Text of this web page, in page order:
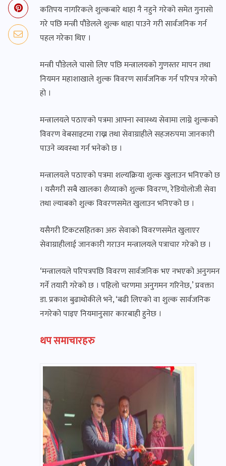
कतिपय नागरिकले शुल्कबारे थाहा नै नहुने गरेको समेत गुनासो
गरे पछि मन्त्री पौडेलले शुल्क थाहा पाउने गरी सार्वजनिक गर्न
पहल गरेका थिए ।
मन्त्री पौडेलले चासो लिए पछि मन्त्रालयको गुणस्तर मापन तथा
नियमन महाशाखाले शुल्क विवरण सार्वजनिक गर्न परिपत्र गरेको
हो ।
मन्त्रालयले पठाएको पत्रमा आफ्ना स्वास्थ्य सेवामा लाग्ने शुल्कको
विवरण वेबसाइटमा राख्न तथा सेवाग्राहीले सहजरुपमा जानकारी
पाउने व्यवस्था गर्न भनेको छ ।
मन्त्रालयले पठाएको पत्रमा शल्यक्रिया शुल्क खुलाउन भनिएको छ
। यसैगरी सबै खालका शैय्याको शुल्क विवरण, रेडियोलोजी सेवा
तथा ल्याबको शुल्क विवरणसमेत खुलाउन भनिएको छ ।
यसैगरी टिकटसहितका अरु सेवाको विवरणसमेत खुलाएर
सेवाग्राहीलाई जानकारी गराउन मन्त्रालयले पत्राचार गरेको छ ।
‘मन्त्रालयले परिपत्रपछि विवरण सार्वजनिक भए नभएको अनुगमन
गर्ने तयारी गरेको छ । पहिलो चरणमा अनुगमन गरिनेछ,’ प्रवक्ता
डा. प्रकाश बुढाथोकीले भने, ‘बढी लिएको वा शुल्क सार्वजनिक
नगरेको पाइए नियमानुसार कारबाही हुनेछ ।
थप समाचारहरु